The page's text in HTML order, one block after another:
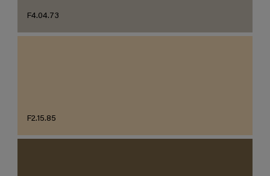
F4.04.73
F2.15.85